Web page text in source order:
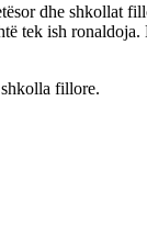
dhe shkollat
tek ish
fillore.